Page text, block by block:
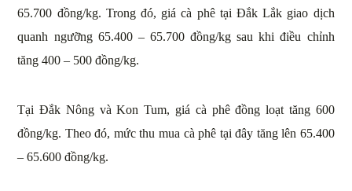
65.700 đồng/kg. Trong đó, giá cà phê tại Đắk Lắk giao dịch
quanh ngưỡng 65.400 – 65.700 đồng/kg sau khi điều chỉnh
tăng 400 – 500 đồng/kg.
Tại Đắk Nông và Kon Tum, giá cà phê đồng loạt tăng 600
đồng/kg. Theo đó, mức thu mua cà phê tại đây tăng lên 65.400
– 65.600 đồng/kg.